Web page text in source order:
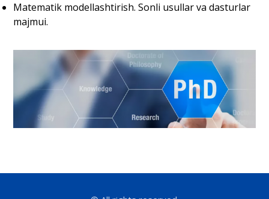
Matematik modellashtirish. Sonli usullar va dasturlar
majmui.